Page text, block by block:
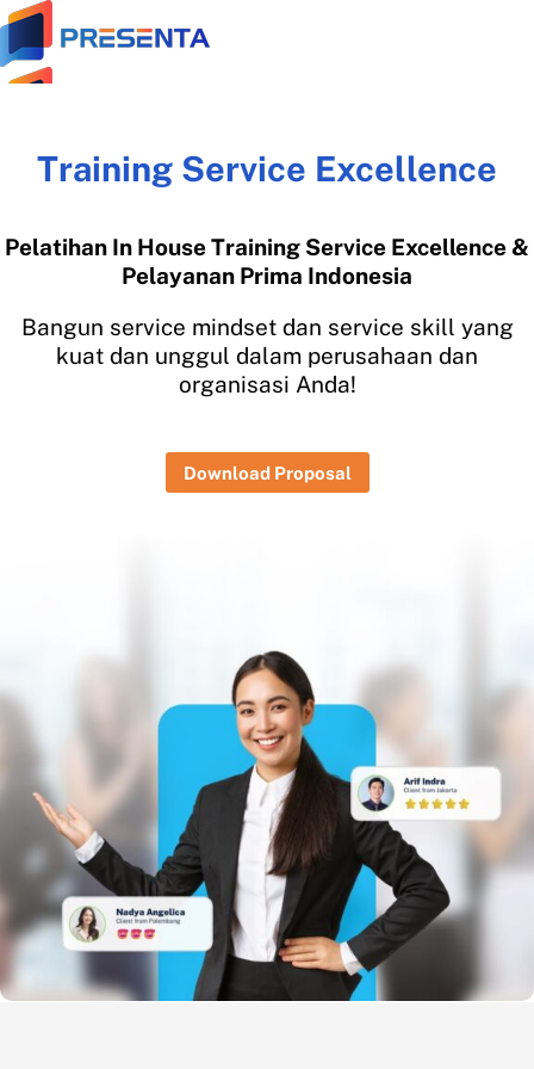
Skip
to
content
Tentang
Tentang Presenta
Klien Terpercaya
Testimonial
Materi Gratis
Download Panduan Lengkap Zoom (PDF)
Samsung – Creative Thinking
Unilever – Communication
Unilever – Training for Trainers
Gunung Sewu – Team Building
Training Unggulan
Presentation
Smart Presentation
Smart PowerPoint
Smart Infographic
Data Visualization
Training Service Excellence
Pelatihan In House Training Service Excellence &
Pelayanan Prima Indonesia
Bangun service mindset dan service skill yang
kuat dan unggul dalam perusahaan dan
organisasi Anda!
Download Proposal